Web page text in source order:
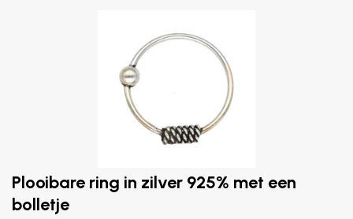
Plooibare ring in zilver 925% met een
bolletje